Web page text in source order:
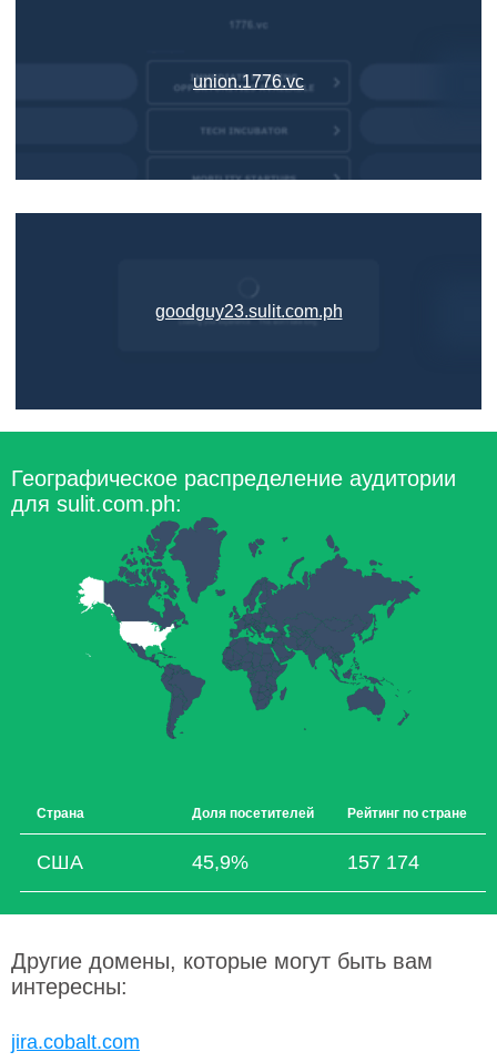
union.1776.vc
goodguy23.sulit.com.ph
Географическое распределение аудитории
для sulit.com.ph:
Страна Доля посетителей Рейтинг по стране
США 45,9% 157 174
Другие домены, которые могут быть вам
интересны:
jira.cobalt.com